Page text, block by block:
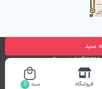
فروشگاه اینترنتی دیجی پارسه
سایتronika
سبد
فروشگاه سبد 0